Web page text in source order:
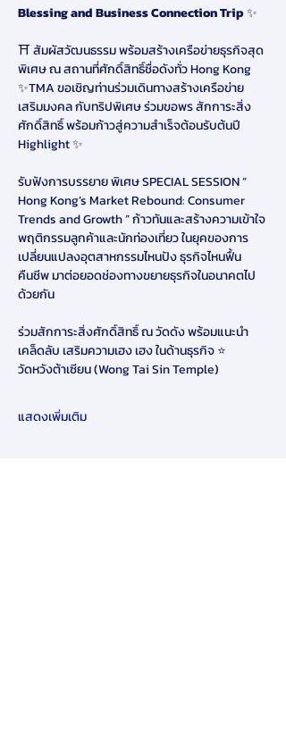
Blessing and Business Connection Trip ✨
⛩️ สัมผัสวัฒนธรรม พร้อมสร้างเครือข่ายธุรกิจสุด
พิเศษ ณ สถานที่ศักดิ์สิทธิ์ชื่อดังทั่ว Hong Kong
✨TMA ขอเชิญท่านร่วมเดินทางสร้างเครือข่าย
เสริมมงคล กับทริปพิเศษ ร่วมขอพร สักการะสิ่ง
ศักดิ์สิทธิ์ พร้อมก้าวสู่ความสำเร็จต้อนรับต้นปี
Highlight ✨
รับฟังการบรรยาย พิเศษ SPECIAL SESSION “
Hong Kong’s Market Rebound: Consumer
Trends and Growth ” ก้าวทันและสร้างความเข้าใจ
พฤติกรรมลูกค้าและนักท่องเที่ยว ในยุคของการ
เปลี่ยนแปลงอุตสาหกรรมไหนปัง ธุรกิจไหนฟื้น
คืนชีพ มาต่อยอดช่องทางขยายธุรกิจในอนาคตไป
ด้วยกัน
ร่วมสักการะสิ่งศักดิ์สิทธิ์ ณ วัดดัง พร้อมแนะนำ
เคล็ดลับ เสริมความเฮง เฮง ในด้านธุรกิจ ⭐
วัดหวังต้าเซียน (Wong Tai Sin Temple)
แสดงเพิ่มเติม